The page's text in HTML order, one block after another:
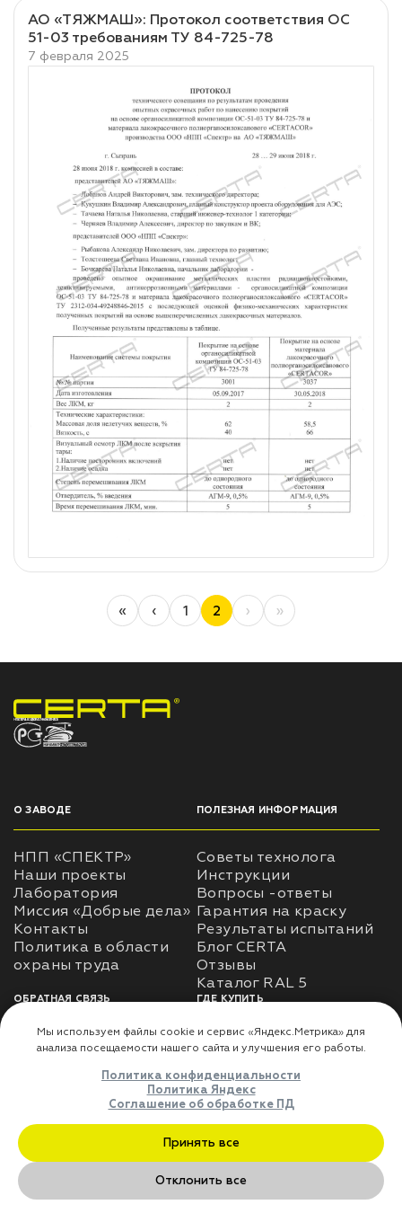
АО «ТЯЖМАШ»: Протокол соответствия ОС
51-03 требованиям ТУ 84-725-78
7 февраля 2025
« ‹ 1 2 › »
НПП «СПЕКТР» ЗАВОД ЛАКОКРАСОЧНЫХ МАТЕРИАЛОВ
О ЗАВОДЕ
НПП «СПЕКТР»
Наши проекты
Лаборатория
Миссия «Добрые дела»
Контакты
Политика в области
ПОЛЕЗНАЯ ИНФОРМАЦИЯ
Советы технолога
Инструкции
Вопросы -ответы
Гарантия на краску
Результаты испытаний
Блог CERTA
Отзывы
Каталог RAL 5
ОБРАТНАЯ СВЯЗЬ
Использование
использования личных
Оферта
ГДЕ КУПИТЬ
Доставка
Где купить
ДЛЯ ПАРТНЁРОВ
Преимущества